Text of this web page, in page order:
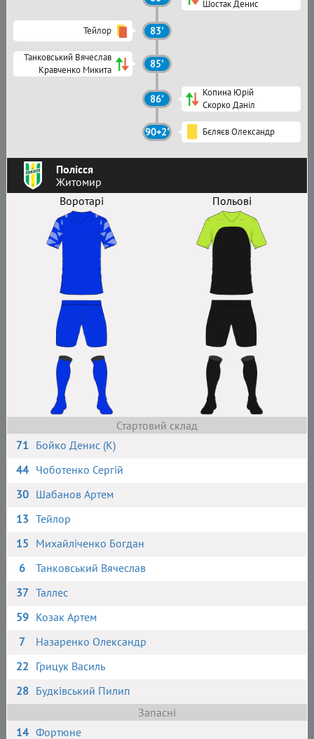
Полісся
Житомир
Воротарі
Польові
Стартовий склад
71 Бойко Денис (К)
44 Чоботенко Сергій
30 Шабанов Артем
13 Тейлор
15 Михайліченко Богдан
6
Танковський Вячеслав
37 Таллес
59 Козак Артем
7
Назаренко Олександр
22 Грицук Василь
28 Будківський Пилип
Запасні
14 Фортюне
Шостак Денис
Тейлор 83'
Танковський Вячеслав
Кравченко Микита
85'
86'
Копина Юрій
Скорко Даніл
90+2' Бєляєв Олександр